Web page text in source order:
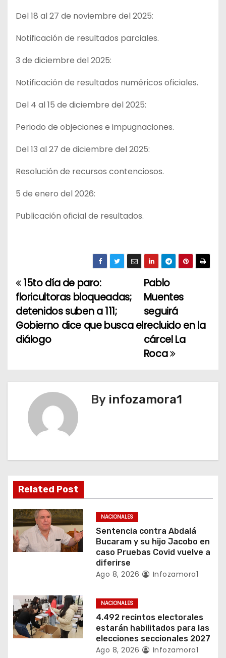
Del 18 al 27 de noviembre del 2025:
Notificación de resultados parciales.
3 de diciembre del 2025:
Notificación de resultados numéricos oficiales.
Del 4 al 15 de diciembre del 2025:
Periodo de objeciones e impugnaciones.
Del 13 al 27 de diciembre del 2025:
Resolución de recursos contenciosos.
5 de enero del 2026:
Publicación oficial de resultados.
N
a
v
ó
n
d
e
e
r
a
Pablo
Muentes
seguirá
recluido en la
cárcel La
Roca
15to día de paro:
floricultoras bloqueadas;
detenidos suben a 111;
Gobierno dice que busca el
diálogo
By infozamora1
Related Post
NACIONALES
Sentencia contra Abdalá
Bucaram y su hijo Jacobo en
caso Pruebas Covid vuelve a
diferirse
Ago 8, 2026 Infozamora1
NACIONALES
4.492 recintos electorales
estarán habilitados para las
elecciones seccionales 2027
Ago 8, 2026 Infozamora1